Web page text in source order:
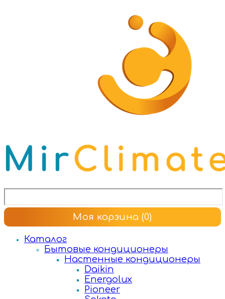
Моя корзина (0)
Каталог
Бытовые кондиционеры
Настенные кондиционеры
Daikin
Energolux
Pioneer